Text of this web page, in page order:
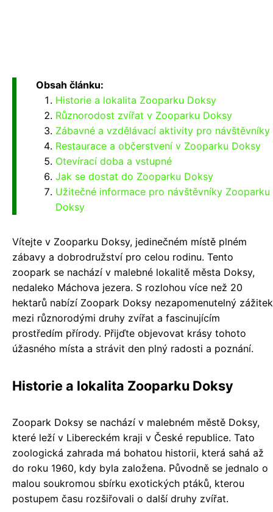
Obsah článku:
Historie a lokalita Zooparku Doksy
Různorodost zvířat v Zooparku Doksy
Zábavné a vzdělávací aktivity pro návštěvníky
Restaurace a občerstvení v Zooparku Doksy
Otevírací doba a vstupné
Jak se dostat do Zooparku Doksy
Užitečné informace pro návštěvníky Zooparku
Doksy
Vítejte v Zooparku Doksy, jedinečném místě plném
zábavy a dobrodružství pro celou rodinu. Tento
zoopark se nachází v malebné lokalitě města Doksy,
nedaleko Máchova jezera. S rozlohou více než 20
hektarů nabízí Zoopark Doksy nezapomenutelný zážitek
mezi různorodými druhy zvířat a fascinujícím
prostředím přírody. Přijďte objevovat krásy tohoto
úžasného místa a strávit den plný radosti a poznání.
Historie a lokalita Zooparku Doksy
Zoopark Doksy se nachází v malebném městě Doksy,
které leží v Libereckém kraji v České republice. Tato
zoologická zahrada má bohatou historii, která sahá až
do roku 1960, kdy byla založena. Původně se jednalo o
malou soukromou sbírku exotických ptáků, kterou
postupem času rozšiřovali o další druhy zvířat.